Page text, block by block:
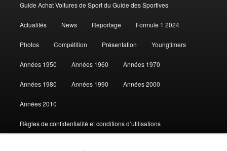
au
contenu
au
contenu
Guide Achat Voitures de Sport du Guide des Sportives
Actualités News Reportage Formule 1 2024
Photos Compétition Présentation Youngtimers
Années 1950 Années 1960 Années 1970
Années 1980 Années 1990 Années 2000
Années 2010
Règles de confidentialité et conditions d’utilisations